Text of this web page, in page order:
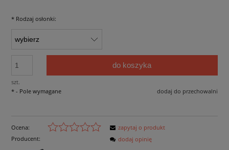
* Rodzaj osłonki:
szt.
do koszyka
dodaj do przechowalni
* - Pole wymagane
Ocena:
Producent:
zapytaj o produkt
dodaj opinię